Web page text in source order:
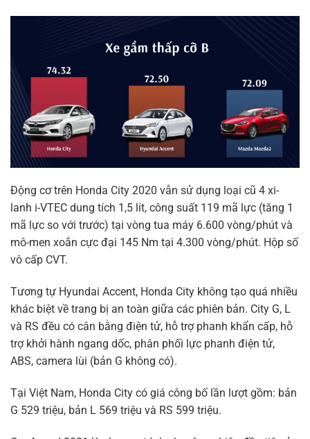
Động cơ trên Honda City 2020 vẫn sử dụng loại cũ 4 xi-
lanh i-VTEC dung tích 1,5 lít, công suất 119 mã lực (tăng 1
mã lực so với trước) tại vòng tua máy 6.600 vòng/phút và
mô-men xoắn cực đại 145 Nm tại 4.300 vòng/phút. Hộp số
vô cấp CVT.
Tương tự Hyundai Accent, Honda City không tạo quá nhiều
khác biệt về trang bị an toàn giữa các phiên bản. City G, L
và RS đều có cân bằng điện tử, hỗ trợ phanh khẩn cấp, hỗ
trợ khởi hành ngang dốc, phân phối lực phanh điện tử,
ABS, camera lùi (bản G không có).
Tại Việt Nam, Honda City có giá công bố lần lượt gồm: bản
G 529 triệu, bản L 569 triệu và RS 599 triệu.